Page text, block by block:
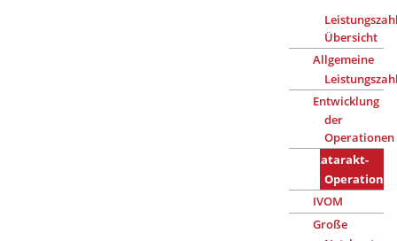
Übersicht
Allgemeine
Entwicklung
der
Operationen
Katarakt-
IVOM
Große